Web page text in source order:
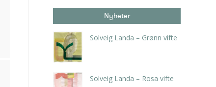
Nyheter
Solveig Landa – Grønn vifte
Solveig Landa – Rosa vifte